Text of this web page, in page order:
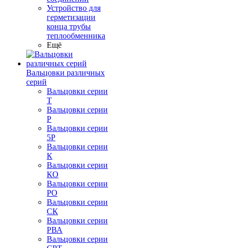
Устройство для
герметизации
конца трубы
теплообменника
Ещё
Вальцовки различных
серий
Вальцовки серии
Т
Вальцовки серии
Р
Вальцовки серии
5Р
Вальцовки серии
К
Вальцовки серии
КО
Вальцовки серии
РО
Вальцовки серии
СК
Вальцовки серии
РВА
Вальцовки серии